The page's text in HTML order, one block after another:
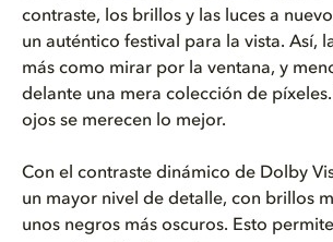
contraste, los brillos y las luces a
un auténtico festival para la vista. Así,
más como mirar por la ventana, y
delante una mera colección de píxeles.
ojos se merecen lo mejor.
Con el contraste dinámico de Dolby
un mayor nivel de detalle, con brillos
unos negros más oscuros. Esto